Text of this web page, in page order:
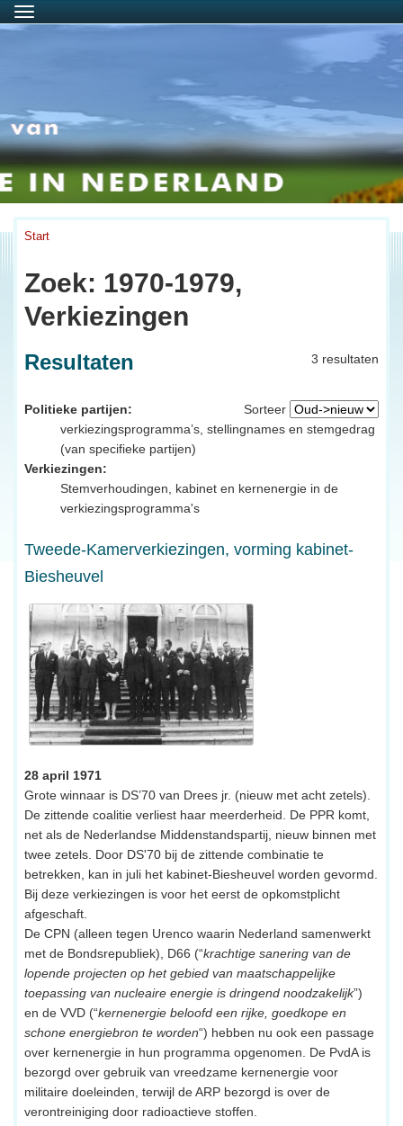
Menu
Start
Zoek: 1970-1979,
Verkiezingen
3 resultaten
Resultaten
Sorteer
Politieke partijen:
verkiezingsprogramma’s, stellingnames en stemgedrag
(van specifieke partijen)
Verkiezingen:
Stemverhoudingen, kabinet en kernenergie in de
verkiezingsprogramma's
Tweede-Kamerverkiezingen, vorming kabinet-
Biesheuvel
28 april 1971
Grote winnaar is DS’70 van Drees jr. (nieuw met acht zetels).
De zittende coalitie verliest haar meerderheid. De PPR komt,
net als de Nederlandse Middenstandspartij, nieuw binnen met
twee zetels. Door DS'70 bij de zittende combinatie te
betrekken, kan in juli het kabinet-Biesheuvel worden gevormd.
Bij deze verkiezingen is voor het eerst de opkomstplicht
afgeschaft.
De CPN (alleen tegen Urenco waarin Nederland samenwerkt
met de Bondsrepubliek), D66 (“krachtige sanering van de
lopende projecten op het gebied van maatschappelijke
toepassing van nucleaire energie is dringend noodzakelijk”)
en de VVD (“kernenergie beloofd een rijke, goedkope en
schone energiebron te worden“) hebben nu ook een passage
over kernenergie in hun programma opgenomen. De PvdA is
bezorgd over gebruik van vreedzame kernenergie voor
militaire doeleinden, terwijl de ARP bezorgd is over de
verontreiniging door radioactieve stoffen.